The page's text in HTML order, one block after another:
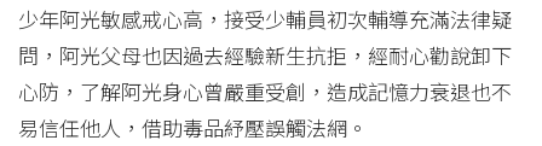
少年阿光敏感戒心高，接受少輔員初次輔導充滿法律疑
問，阿光父母也因過去經驗新生抗拒，經耐心勸說卸下
心防，了解阿光身心曾嚴重受創，造成記憶力衰退也不
易信任他人，借助毒品紓壓誤觸法網。